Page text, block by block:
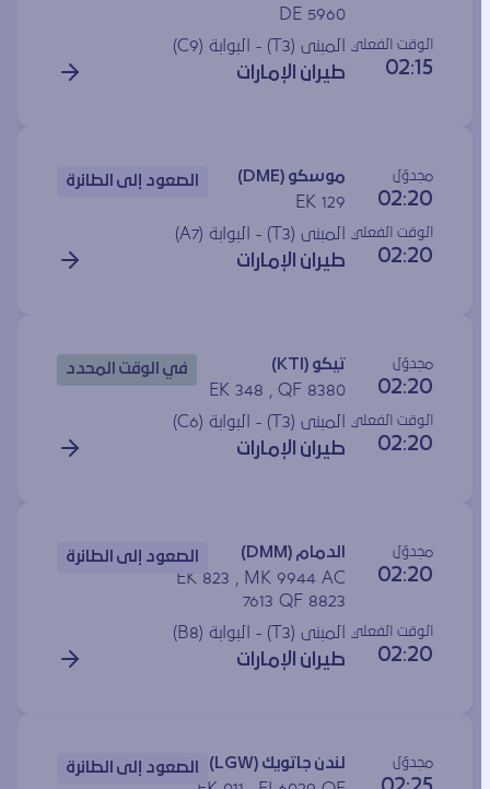
DE 5960
الوقت الفعلي
02:15
المبنى (T3) - البوابة ( C9
)
طيران الإمارات
مجدوَل
02:20
موسكو (DME)
EK 129
الصعود إلى الطائرة
الوقت الفعلي
02:20
المبنى (T3) - البوابة ( A7
)
طيران الإمارات
مجدوَل
02:20
تيكو (KTI)
EK 348 , QF 8380
في الوقت المحدد
الوقت الفعلي
02:20
المبنى (T3) - البوابة ( C6
)
طيران الإمارات
مجدوَل
02:20
الدمام (DMM)
EK 823 , MK 9944 AC
7613 QF 8823
الصعود إلى الطائرة
الوقت الفعلي
02:20
المبنى (T3) - البوابة ( B8
)
طيران الإمارات
مجدوَل
لندن جاتويك (LGW)
الصعود إلى الطائرة